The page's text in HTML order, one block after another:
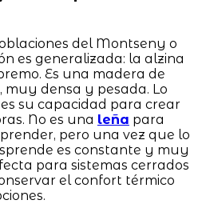
del Montseny o
es generalizada: la alzina
Es una madera de
densa y pesada. Lo
su capacidad para crear
No es una leña para
pero una vez que lo
es constante y muy
para sistemas cerrados
el confort térmico